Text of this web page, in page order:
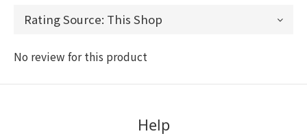
No review for this product
Help